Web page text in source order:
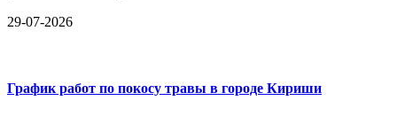
29-07-2026
График работ по покосу травы в городе Кириши